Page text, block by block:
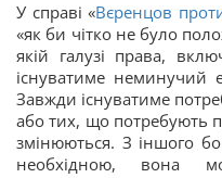
У справі «Вєренцов
«як би чітко не було
якій галузі права,
існуватиме неминучий
Завжди існуватиме
або тих, що потребують
змінюються. З іншого
необхідною, вона